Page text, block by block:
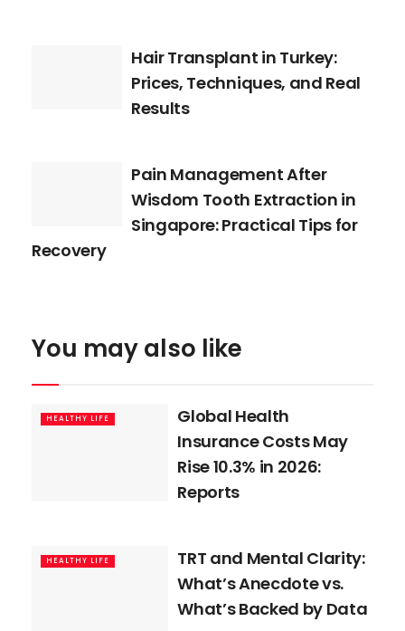
Hair Transplant in Turkey:
Prices, Techniques, and Real
Results
Pain Management After
Wisdom Tooth Extraction in
Singapore: Practical Tips for
Recovery
You may also like
HEALTHY LIFE
Global Health
Insurance Costs May
Rise 10.3% in 2026:
Reports
HEALTHY LIFE
TRT and Mental Clarity:
What’s Anecdote vs.
What’s Backed by Data